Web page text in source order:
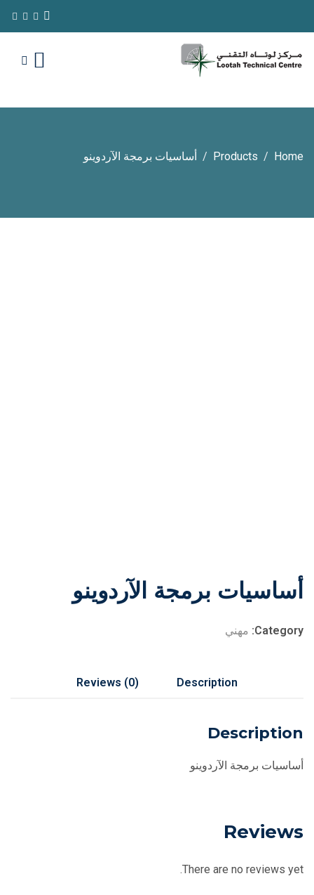
Home
Products أساسيات برمجة الآردوينو
أساسيات برمجة الآردوينو
Category: مهني
Description
Reviews (0)
Description
أساسيات برمجة الآردوينو
Reviews
There are no reviews yet.